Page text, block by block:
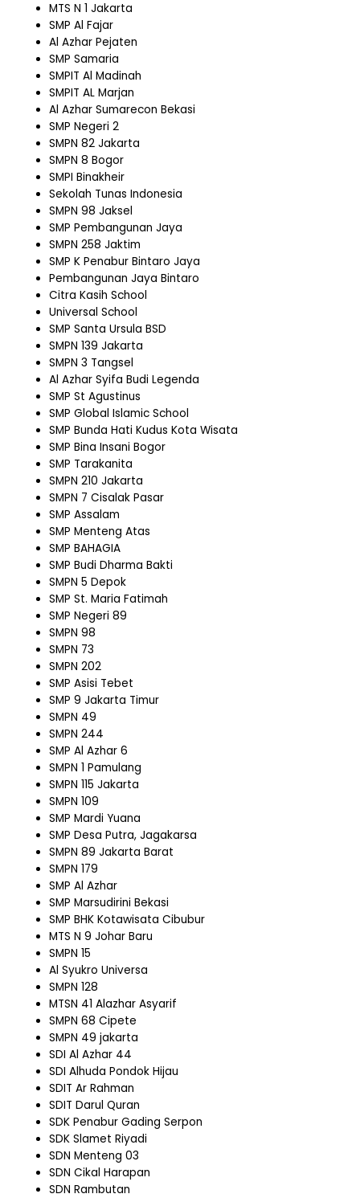
MTS N 1 Jakarta
SMP Al Fajar
Al Azhar Pejaten
SMP Samaria
SMPIT Al Madinah
SMPIT AL Marjan
Al Azhar Sumarecon Bekasi
SMP Negeri 2
SMPN 82 Jakarta
SMPN 8 Bogor
SMPI Binakheir
Sekolah Tunas Indonesia
SMPN 98 Jaksel
SMP Pembangunan Jaya
SMPN 258 Jaktim
SMP K Penabur Bintaro Jaya
Pembangunan Jaya Bintaro
Citra Kasih School
Universal School
SMP Santa Ursula BSD
SMPN 139 Jakarta
SMPN 3 Tangsel
Al Azhar Syifa Budi Legenda
SMP St Agustinus
SMP Global Islamic School
SMP Bunda Hati Kudus Kota Wisata
SMP Bina Insani Bogor
SMP Tarakanita
SMPN 210 Jakarta
SMPN 7 Cisalak Pasar
SMP Assalam
SMP Menteng Atas
SMP BAHAGIA
SMP Budi Dharma Bakti
SMPN 5 Depok
SMP St. Maria Fatimah
SMP Negeri 89
SMPN 98
SMPN 73
SMPN 202
SMP Asisi Tebet
SMP 9 Jakarta Timur
SMPN 49
SMPN 244
SMP Al Azhar 6
SMPN 1 Pamulang
SMPN 115 Jakarta
SMPN 109
SMP Mardi Yuana
SMP Desa Putra, Jagakarsa
SMPN 89 Jakarta Barat
SMPN 179
SMP Al Azhar
SMP Marsudirini Bekasi
SMP BHK Kotawisata Cibubur
MTS N 9 Johar Baru
SMPN 15
Al Syukro Universa
SMPN 128
MTSN 41 Alazhar Asyarif
SMPN 68 Cipete
SMPN 49 jakarta
SDI Al Azhar 44
SDI Alhuda Pondok Hijau
SDIT Ar Rahman
SDIT Darul Quran
SDK Penabur Gading Serpon
SDK Slamet Riyadi
SDN Menteng 03
SDN Cikal Harapan
SDN Rambutan